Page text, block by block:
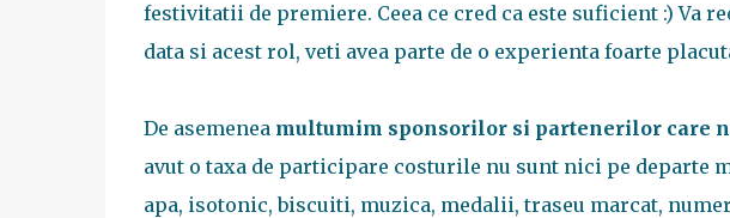
festivitatii de premiere. Ceea ce cred ca este suficient :) Va
data si acest rol, veti avea parte de o experienta foarte
De asemenea multumim sponsorilor si partenerilor care
avut o taxa de participare costurile nu sunt nici pe departe
apa, isotonic, biscuiti, muzica, medalii, traseu marcat,